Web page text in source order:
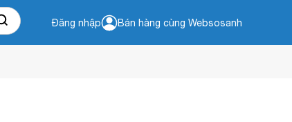
Đăng nhập Bán hàng cùng Websosanh